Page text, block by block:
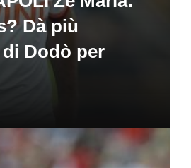
Dà più
Dodò per